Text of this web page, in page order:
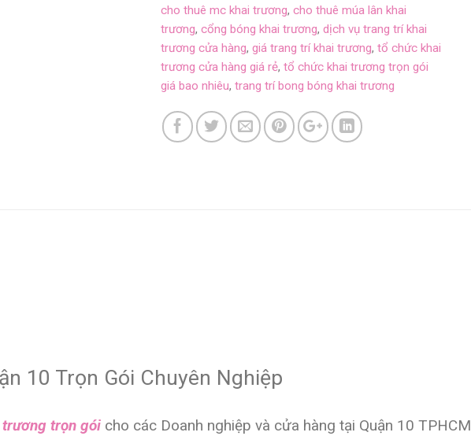
cho thuê mc khai trương, cho thuê múa lân khai
trương, cổng bóng khai trương, dịch vụ trang trí khai
trương cửa hàng, giá trang trí khai trương, tổ chức khai
trương cửa hàng giá rẻ, tổ chức khai trương trọn gói
giá bao nhiêu, trang trí bong bóng khai trương
10 Trọn Gói Chuyên Nghiệp
trọn gói cho các Doanh nghiệp và cửa hàng tại Quận 10 TPHCM